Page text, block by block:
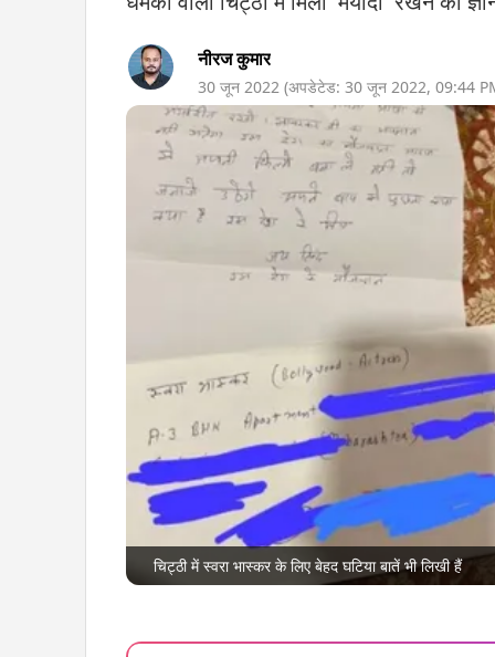
नीरज कुमार
30 जून 2022 (अपडेटेड: 30 जून 2022, 09:44
चिट्ठी में स्वरा भास्कर के लिए बेहद घटिया बातें भी लिखी हैं